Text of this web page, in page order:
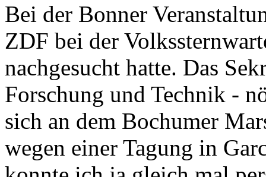
Bei der Bonner
ZDF bei der
nachgesucht hatte. Das
Forschung und Technik -
sich an dem Bochumer
wegen einer Tagung in